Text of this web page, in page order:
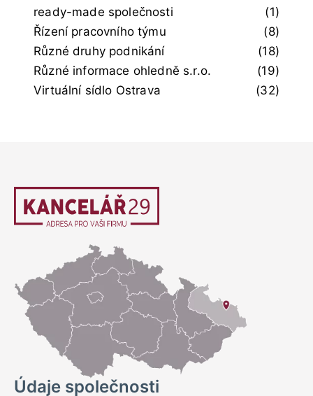
ready-made společnosti
(1)
Řízení pracovního týmu
(8)
Různé druhy podnikání
(18)
Různé informace ohledně s.r.o.
(19)
Virtuální sídlo Ostrava
(32)
Údaje společnosti